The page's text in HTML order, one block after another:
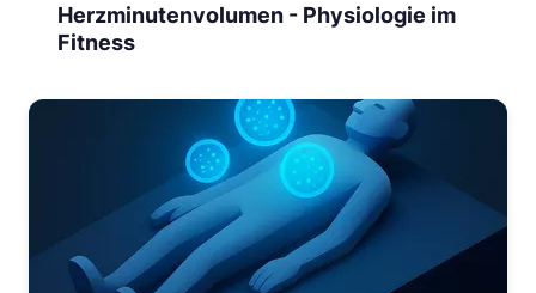
Herzminutenvolumen - Physiologie im
Fitness